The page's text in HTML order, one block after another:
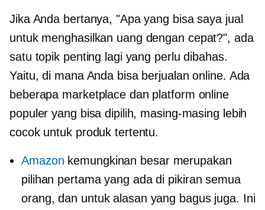
Jika Anda bertanya, "Apa yang bisa saya jual
untuk menghasilkan uang dengan cepat?", ada
satu topik penting lagi yang perlu dibahas.
Yaitu, di mana Anda bisa berjualan online. Ada
beberapa marketplace dan platform online
populer yang bisa dipilih, masing-masing lebih
cocok untuk produk tertentu.
Amazon kemungkinan besar merupakan
pilihan pertama yang ada di pikiran semua
orang, dan untuk alasan yang bagus juga. Ini